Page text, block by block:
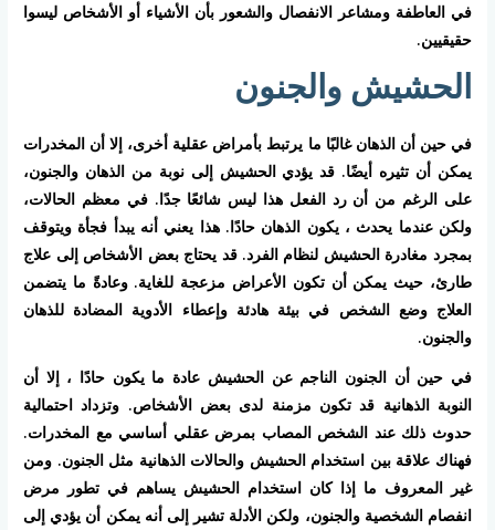
في العاطفة ومشاعر الانفصال والشعور بأن الأشياء أو الأشخاص ليسوا
حقيقيين.
الحشيش والجنون
في حين أن الذهان غالبًا ما يرتبط بأمراض عقلية أخرى، إلا أن المخدرات
يمكن أن تثيره أيضًا. قد يؤدي الحشيش إلى نوبة من الذهان والجنون،
على الرغم من أن رد الفعل هذا ليس شائعًا جدًا. في معظم الحالات،
ولكن عندما يحدث ، يكون الذهان حادًا. هذا يعني أنه يبدأ فجأة ويتوقف
بمجرد مغادرة الحشيش لنظام الفرد. قد يحتاج بعض الأشخاص إلى علاج
طارئ، حيث يمكن أن تكون الأعراض مزعجة للغاية. وعادةً ما يتضمن
العلاج وضع الشخص في بيئة هادئة وإعطاء الأدوية المضادة للذهان
والجنون.
في حين أن الجنون الناجم عن الحشيش عادة ما يكون حادًا ، إلا أن
النوبة الذهانية قد تكون مزمنة لدى بعض الأشخاص. وتزداد احتمالية
حدوث ذلك عند الشخص المصاب بمرض عقلي أساسي مع المخدرات.
فهناك علاقة بين استخدام الحشيش والحالات الذهانية مثل الجنون. ومن
غير المعروف ما إذا كان استخدام الحشيش يساهم في تطور مرض
انفصام الشخصية والجنون، ولكن الأدلة تشير إلى أنه يمكن أن يؤدي إلى